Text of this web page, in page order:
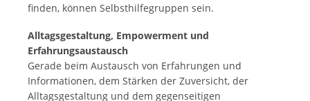
finden, können Selbsthilfegruppen sein.
Alltagsgestaltung, Empowerment und
Erfahrungsaustausch
Gerade beim Austausch von Erfahrungen und
Informationen, dem Stärken der Zuversicht, der
Alltagsgestaltung und dem gegenseitigen